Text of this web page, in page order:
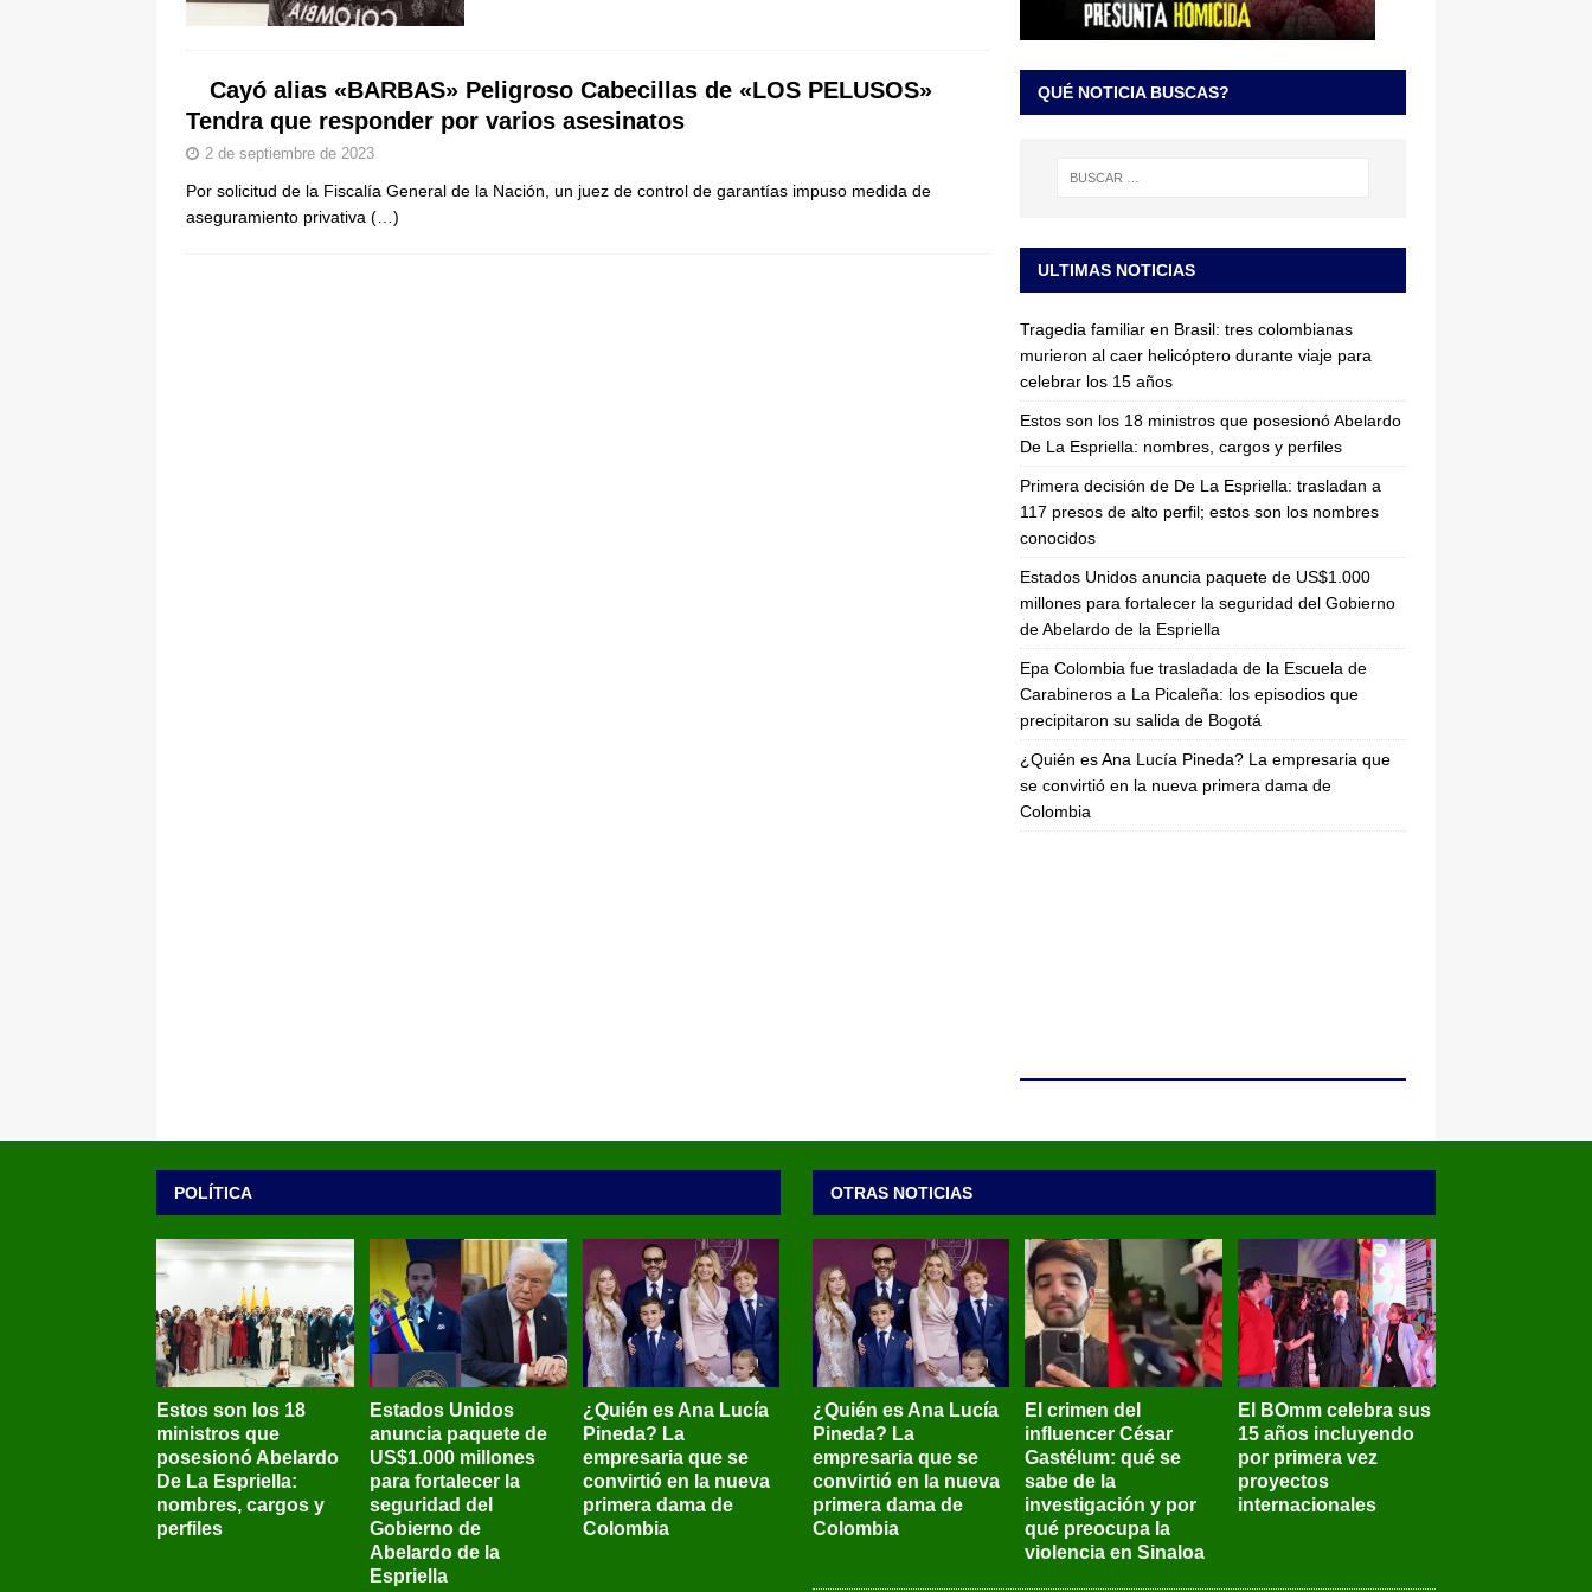
[ 8 de agosto de 2026 ] Epa Colombia fue trasladada de la Escuela de Carabineros a La Picaleña: los
Cayó alias «BARBAS» Peligroso Cabecillas de «LOS PELUSOS»
Tendra que responder por varios asesinatos
2 de septiembre de 2023
Por solicitud de la Fiscalía General de la Nación, un juez de control de garantías impuso medida de
aseguramiento privativa (…)
QUÉ NOTICIA BUSCAS?
ULTIMAS NOTICIAS
Tragedia familiar en Brasil: tres colombianas
murieron al caer helicóptero durante viaje para
celebrar los 15 años
Estos son los 18 ministros que posesionó Abelardo
De La Espriella: nombres, cargos y perfiles
Primera decisión de De La Espriella: trasladan a
117 presos de alto perfil; estos son los nombres
conocidos
Estados Unidos anuncia paquete de US$1.000
millones para fortalecer la seguridad del Gobierno
de Abelardo de la Espriella
Epa Colombia fue trasladada de la Escuela de
Carabineros a La Picaleña: los episodios que
precipitaron su salida de Bogotá
¿Quién es Ana Lucía Pineda? La empresaria que
se convirtió en la nueva primera dama de
Colombia
POLÍTICA
Estos son los 18
ministros que
posesionó Abelardo
De La Espriella:
nombres, cargos y
perfiles
Estados Unidos
anuncia paquete de
US$1.000 millones
para fortalecer la
seguridad del
Gobierno de
Abelardo de la
Espriella
¿Quién es Ana Lucía
Pineda? La
empresaria que se
convirtió en la nueva
primera dama de
Colombia
OTRAS NOTICIAS
¿Quién es Ana Lucía
Pineda? La
empresaria que se
convirtió en la nueva
primera dama de
Colombia
El crimen del
influencer César
Gastélum: qué se
sabe de la
investigación y por
qué preocupa la
violencia en Sinaloa
El BOmm celebra sus
15 años incluyendo
por primera vez
proyectos
internacionales